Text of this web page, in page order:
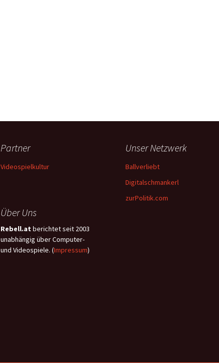
Partner
Videospielkultur
Unser Netzwerk
Ballverliebt
Digitalschmankerl
zurPolitik.com
Über Uns
Rebell.at berichtet seit 2003
unabhängig über Computer-
und Videospiele. (Impressum)